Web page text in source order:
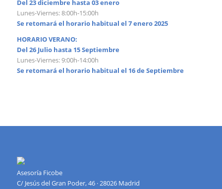
Del 23 diciembre hasta 03 enero
Lunes-Viernes: 8:00h-15:00h
Se retomará el horario habitual el 7 enero 2025
HORARIO VERANO:
Del 26 Julio hasta 15 Septiembre
Lunes-Viernes: 9:00h-14:00h
Se retomará el horario habitual el 16 de Septiembre
Asesoría Ficobe
C/ Jesús del Gran Poder, 46 · 28026 Madrid